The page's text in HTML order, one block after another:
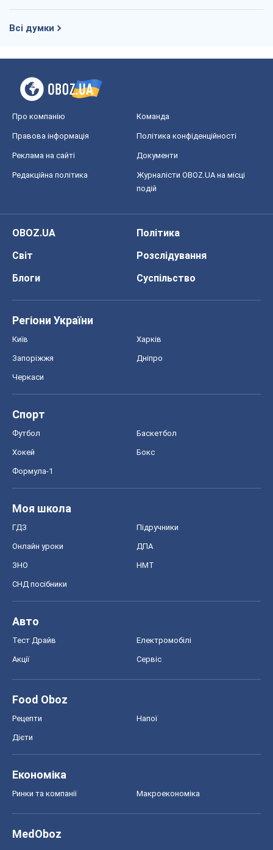
Всі думки
Про компанію Команда
Правова інформація Політика конфіденційності
Реклама на сайті Документи
Редакційна політика
Журналісти OBOZ.UA на місці
подій
OBOZ.UA
Політика
Світ
Розслідування
Блоги
Суспільство
Регіони України
Київ Харків
Запоріжжя Дніпро
Черкаси
Спорт
Футбол Баскетбол
Хокей Бокс
Формула-1
Моя школа
ГДЗ Підручники
Онлайн уроки ДПА
ЗНО НМТ
СНД посібники
Авто
Тест Драйв Електромобілі
Акції Сервіс
Food Oboz
Рецепти Напої
Дієти
Економіка
Ринки та компанії Макроекономіка
MedOboz